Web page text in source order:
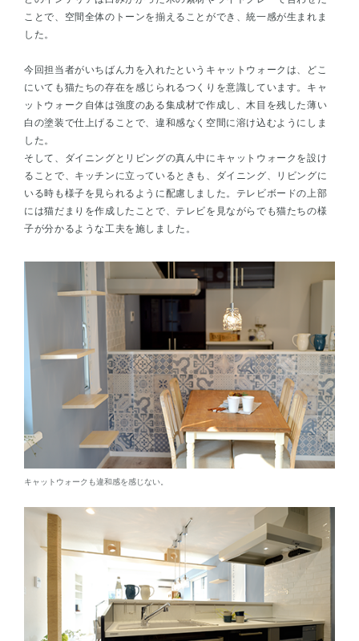
ことで、空間全体のトーンを揃えることができ、統一感が生まれま
した。
今回担当者がいちばん力を入れたというキャットウォークは、どこ
にいても猫たちの存在を感じられるつくりを意識しています。キャ
ットウォーク自体は強度のある集成材で作成し、木目を残した薄い
白の塗装で仕上げることで、違和感なく空間に溶け込むようにしま
した。
そして、ダイニングとリビングの真ん中にキャットウォークを設け
ることで、キッチンに立っているときも、ダイニング、リビングに
いる時も様子を見られるように配慮しました。テレビボードの上部
には猫だまりを作成したことで、テレビを見ながらでも猫たちの様
子が分かるような工夫を施しました。
キャットウォークも違和感を感じない。